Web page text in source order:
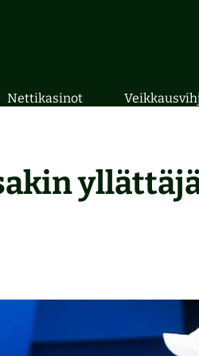
Nettikasinot